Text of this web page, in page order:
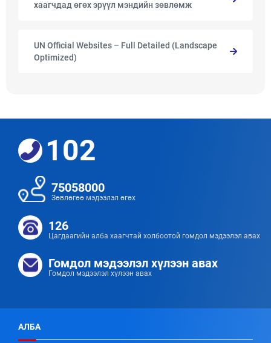
хаагчдад өгөх эрүүл мэндийн зөвлөмж
UN Official Websites – Full Detailed (Landscape
Optimized)
102
75058000
Зөвлөгөө мэдээлэл өгөх
126
Цагдаагийн алба хаагчтай холбоотой гомдол мэдээлэл авах
Гомдол мэдээлэл хүлээн авах
Гомдол мэдээлэл хүлээн авах
АЛБА